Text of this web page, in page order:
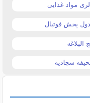
مواد غذایی
پخش فوتبال
البلاغه
سجادیه